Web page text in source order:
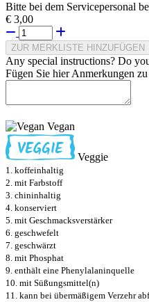
Bitte bei dem Servicepersonal
€ 3,00
ZUR MERKLISTE HINZUFÜGEN
Any special instructions? Do
Fügen Sie hier Anmerkungen
Vegan
Veggie
1. koffeinhaltig
2. mit Farbstoff
3. chininhaltig
4. konserviert
5. mit Geschmacksverstärker
6. geschwefelt
7. geschwärzt
8. mit Phosphat
9. enthält eine Phenylalaninquelle
10. mit Süßungsmittel(n)
11. kann bei übermäßigem Verzehr